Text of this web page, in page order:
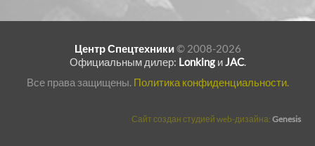
Центр Спецтехники© 2008-2026
Официальным дилер: LonkingиJAC.
Все права защищены. Политика конфиденциальности.
Сайт создан студией web-дизайна: Genesis